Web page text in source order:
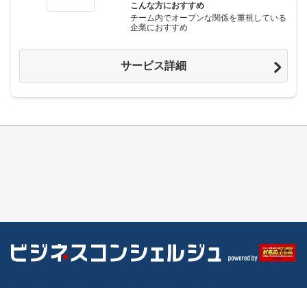
こんな方におすすめ
チーム内でオープンな関係を重視している
企業におすすめ
サービス詳細